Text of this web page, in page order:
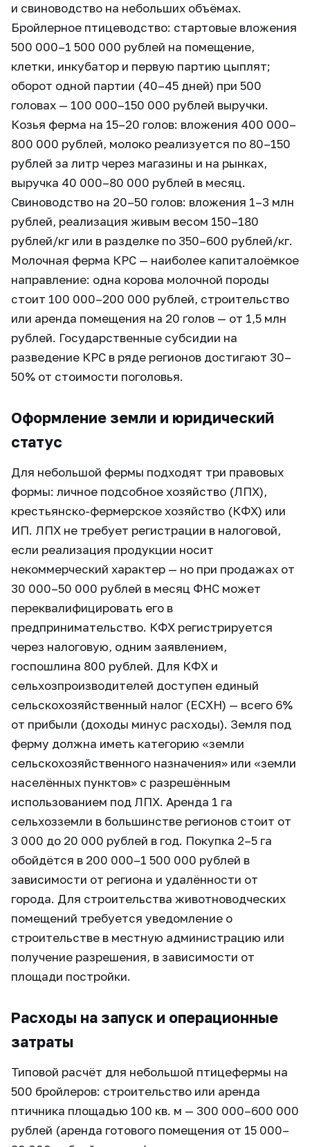
и свиноводство на небольших объёмах.
Бройлерное птицеводство: стартовые вложения
500 000–1 500 000 рублей на помещение,
клетки, инкубатор и первую партию цыплят;
оборот одной партии (40–45 дней) при 500
головах — 100 000–150 000 рублей выручки.
Козья ферма на 15–20 голов: вложения 400 000–
800 000 рублей, молоко реализуется по 80–150
рублей за литр через магазины и на рынках,
выручка 40 000–80 000 рублей в месяц.
Свиноводство на 20–50 голов: вложения 1–3 млн
рублей, реализация живым весом 150–180
рублей/кг или в разделке по 350–600 рублей/кг.
Молочная ферма КРС — наиболее капиталоёмкое
направление: одна корова молочной породы
стоит 100 000–200 000 рублей, строительство
или аренда помещения на 20 голов — от 1,5 млн
рублей. Государственные субсидии на
разведение КРС в ряде регионов достигают 30–
50% от стоимости поголовья.
Оформление земли и юридический
статус
Для небольшой фермы подходят три правовых
формы: личное подсобное хозяйство (ЛПХ),
крестьянско-фермерское хозяйство (КФХ) или
ИП. ЛПХ не требует регистрации в налоговой,
если реализация продукции носит
некоммерческий характер — но при продажах от
30 000–50 000 рублей в месяц ФНС может
переквалифицировать его в
предпринимательство. КФХ регистрируется
через налоговую, одним заявлением,
госпошлина 800 рублей. Для КФХ и
сельхозпроизводителей доступен единый
сельскохозяйственный налог (ЕСХН) — всего 6%
от прибыли (доходы минус расходы). Земля под
ферму должна иметь категорию «земли
сельскохозяйственного назначения» или «земли
населённых пунктов» с разрешённым
использованием под ЛПХ. Аренда 1 га
сельхозземли в большинстве регионов стоит от
3 000 до 20 000 рублей в год. Покупка 2–5 га
обойдётся в 200 000–1 500 000 рублей в
зависимости от региона и удалённости от
города. Для строительства животноводческих
помещений требуется уведомление о
строительстве в местную администрацию или
получение разрешения, в зависимости от
площади постройки.
Расходы на запуск и операционные
затраты
Типовой расчёт для небольшой птицефермы на
500 бройлеров: строительство или аренда
птичника площадью 100 кв. м — 300 000–600 000
рублей (аренда готового помещения от 15 000–